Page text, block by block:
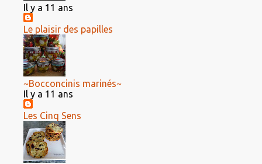
Il y a 11 ans
Le plaisir des papilles
~Bocconcinis marinés~
Il y a 11 ans
Les Cinq Sens